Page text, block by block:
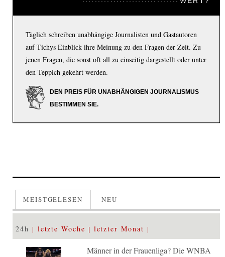
Täglich schreiben unabhängige Journalisten und Gastautoren
auf Tichys Einblick ihre Meinung zu den Fragen der Zeit. Zu
jenen Fragen, die sonst oft all zu einseitig dargestellt oder unter
den Teppich gekehrt werden.
DEN PREIS FÜR UNABHÄNGIGEN JOURNALISMUS
BESTIMMEN SIE.
MEISTGELESEN NEU
24h letzte Woche letzter Monat
Männer in der Frauenliga? Die WNBA